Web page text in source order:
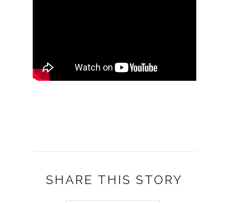
SHARE THIS STORY